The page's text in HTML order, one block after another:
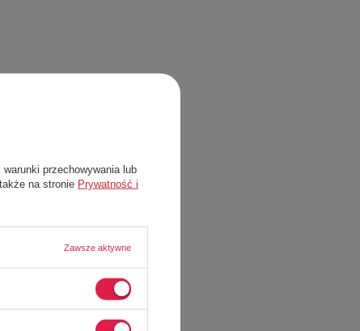
warunki przechowywania lub
na stronie Prywatność i
Zawsze aktywne